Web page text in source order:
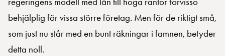
behjälplig för vissa större företag. Men för de riktigt små,
som just nu står med en bunt räkningar i famnen, betyder
detta noll.